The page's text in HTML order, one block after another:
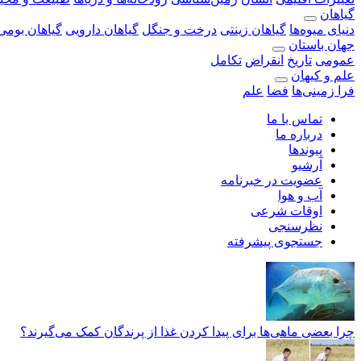
گیاهان
دنیای میوه‌ها گیاهان زینتی درخت و جنگل گیاهان دارویی گیاهان
جهان باستان
عمومی تاریخ انقراض تکامل
علم و کیهان
فرا زمینی‌ها فضا علم
تماس با ما
درباره ما
پیوندها
آرشیو
عضویت در خبرنامه
آب و هوا
اوقات شرعی
نظرسنجی
جستجوی پیشرفته
چرا بعضی ماهی‌ها برای پیدا کردن غذا از پرندگان کمک می‌گیرند؟